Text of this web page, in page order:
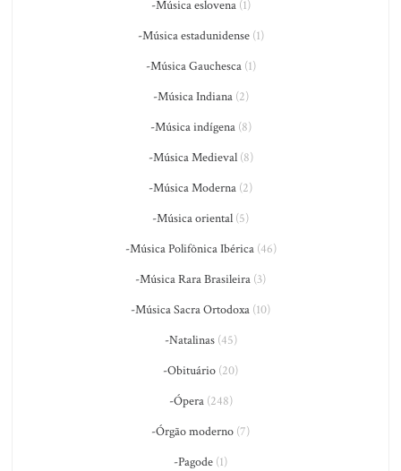
-Música eslovena(1)
-Música estadunidense(1)
-Música Gauchesca(1)
-Música Indiana(2)
-Música indígena(8)
-Música Medieval(8)
-Música Moderna (2)
-Música oriental (5)
-Música Polifônica Ibérica(46)
-Música Rara Brasileira (3)
-Música Sacra Ortodoxa (10)
-Natalinas(45)
-Obituário (20)
-Ópera(248)
-Órgão moderno (7)
-Pagode (1)